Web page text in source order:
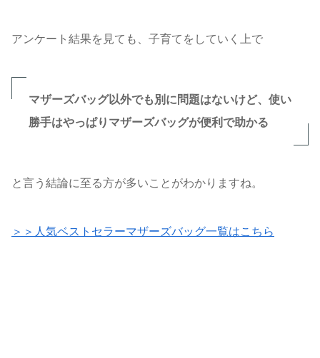
アンケート結果を見ても、子育てをしていく上で
マザーズバッグ以外でも別に問題はないけど、使い
勝手はやっぱりマザーズバッグが便利で助かる
と言う結論に至る方が多いことがわかりますね。
＞＞人気ベストセラーマザーズバッグ一覧はこちら